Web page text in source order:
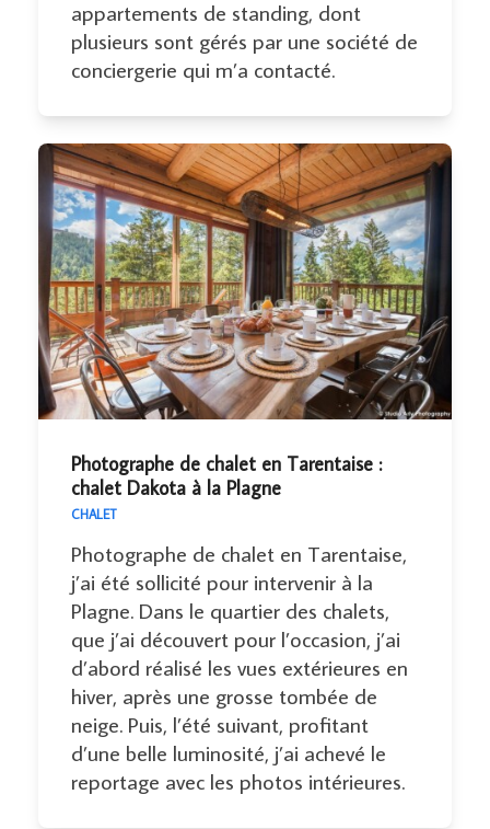
appartements de standing, dont
plusieurs sont gérés par une société de
conciergerie qui m’a contacté.
Photographe de chalet en Tarentaise :
chalet Dakota à la Plagne
CHALET
Photographe de chalet en Tarentaise,
j’ai été sollicité pour intervenir à la
Plagne. Dans le quartier des chalets,
que j’ai découvert pour l’occasion, j’ai
d’abord réalisé les vues extérieures en
hiver, après une grosse tombée de
neige. Puis, l’été suivant, profitant
d’une belle luminosité, j’ai achevé le
reportage avec les photos intérieures.